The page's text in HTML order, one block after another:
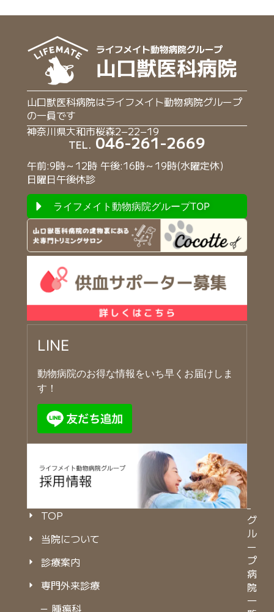
山口獣医科病院はライフメイト動物病院グループ
の一員です
神奈川県大和市桜森2−22−19
TEL.046-261-2669
午前:9時～12時 午後:16時～19時(水曜定休)
日曜日午後休診
ライフメイト動物病院グループTOP
LINE
動物病院のお得な情報をいち早くお届けしま
す！
TOP
当院について
診療案内
専門外来診療
－ 腫瘍科
グ
ル
ー
プ
病
院
一